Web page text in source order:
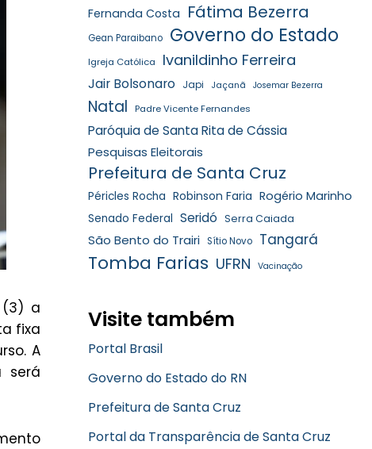
(3) a
fixa
A
será
Fernanda Costa Fátima Bezerra
Gean Paraibano Governo do Estado
Igreja Católica Ivanildinho Ferreira
Jair Bolsonaro Japi Jaçanã Josemar Bezerra
Natal Padre Vicente Fernandes
Paróquia de Santa Rita de Cássia
Pesquisas Eleitorais
Prefeitura de Santa Cruz
Péricles Rocha Robinson Faria Rogério Marinho
Senado Federal Seridó Serra Caiada
São Bento do Trairi Sítio Novo Tangará
Tomba Farias UFRN Vacinação
Visite também
Portal Brasil
Governo do Estado do RN
Prefeitura de Santa Cruz
Portal da Transparência de Santa Cruz